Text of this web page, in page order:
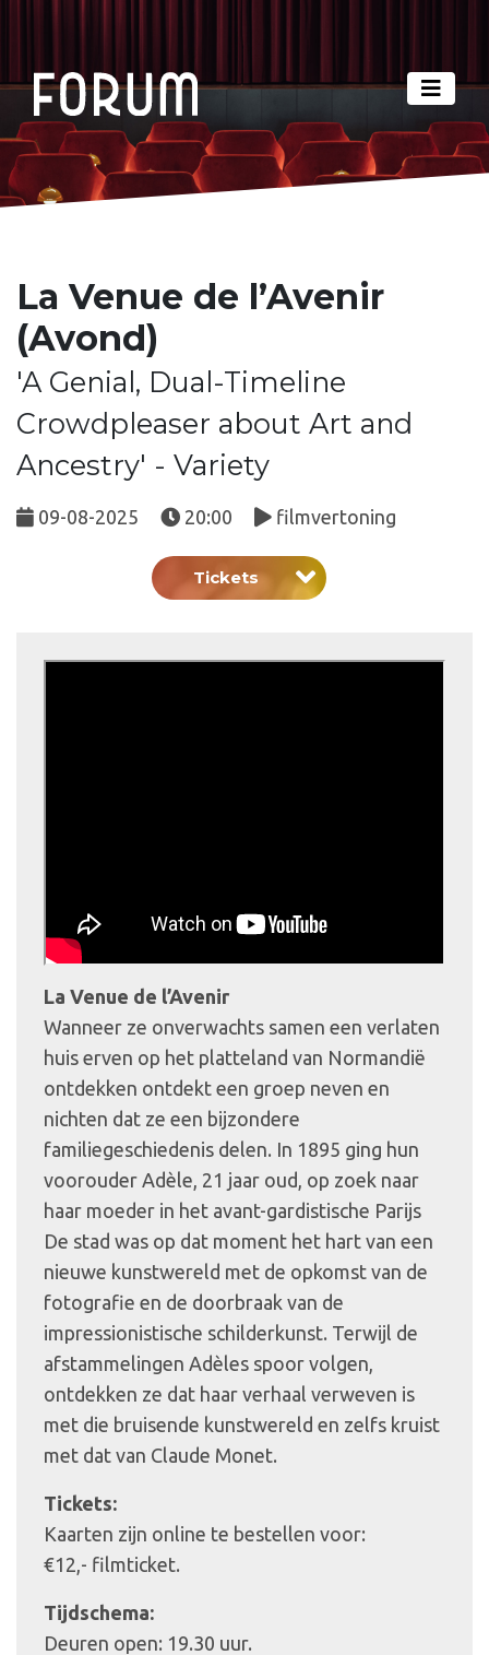
La Venue de l’Avenir
(Avond)
'A Genial, Dual-Timeline
Crowdpleaser about Art and
Ancestry' - Variety
09-08-2025 20:00 filmvertoning
Tickets
La Venue de l’Avenir
Wanneer ze onverwachts samen een verlaten
huis erven op het platteland van Normandië
ontdekken ontdekt een groep neven en
nichten dat ze een bijzondere
familiegeschiedenis delen. In 1895 ging hun
voorouder Adèle, 21 jaar oud, op zoek naar
haar moeder in het avant-gardistische Parijs
De stad was op dat moment het hart van een
nieuwe kunstwereld met de opkomst van de
fotografie en de doorbraak van de
impressionistische schilderkunst. Terwijl de
afstammelingen Adèles spoor volgen,
ontdekken ze dat haar verhaal verweven is
met die bruisende kunstwereld en zelfs kruist
met dat van Claude Monet.
Tickets:
Kaarten zijn online te bestellen voor:
€12,- filmticket.
Tijdschema:
Deuren open: 19.30 uur.